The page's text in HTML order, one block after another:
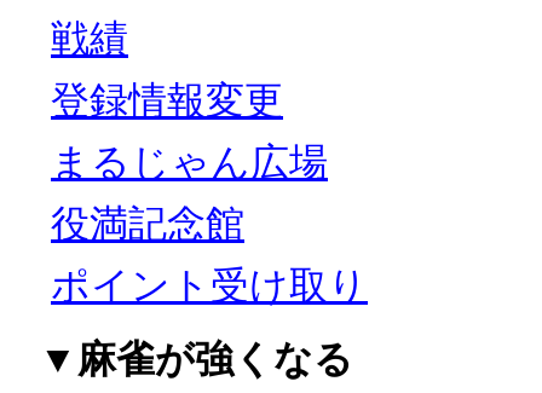
戦績
登録情報変更
まるじゃん広場
役満記念館
ポイント受け取り
▼麻雀が強くなる